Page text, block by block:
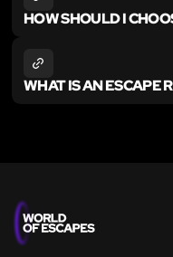
HOW SHOULD I
WHAT IS AN ESCAPE